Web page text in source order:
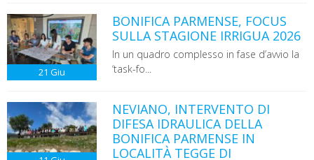
21 Giu
BONIFICA PARMENSE, FOCUS
SULLA STAGIONE IRRIGUA 2026
In un quadro complesso in fase d’avvio la
‘task-fo...
NEVIANO, INTERVENTO DI
DIFESA IDRAULICA DELLA
BONIFICA PARMENSE IN
LOCALITÀ TEGGE DI